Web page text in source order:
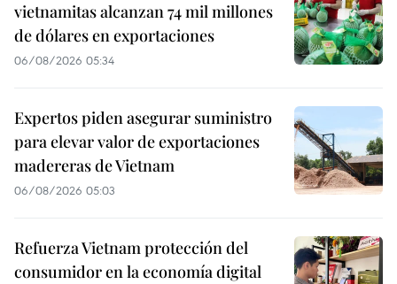
vietnamitas alcanzan 74 mil millones
de dólares en exportaciones
06/08/2026 05:34
Expertos piden asegurar suministro
para elevar valor de exportaciones
madereras de Vietnam
06/08/2026 05:03
Refuerza Vietnam protección del
consumidor en la economía digital